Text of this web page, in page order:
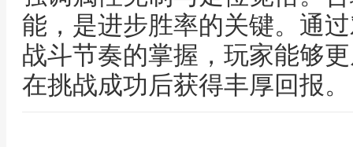
能，是进步胜率的关键。通
战斗节奏的掌握，玩家能够
在挑战成功后获得丰厚回报。